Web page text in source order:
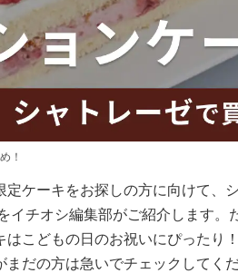
！
ケーキをお探しの方に向けて、
イチオシ編集部がご紹介します。
こどもの日のお祝いにぴったり
だの方は急いでチェックしてくだ